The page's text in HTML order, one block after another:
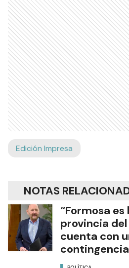
Edición Impresa
NOTAS
“Formosa es
provincia
cuenta con